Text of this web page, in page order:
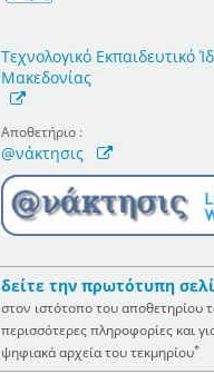
Τεχνολογικό Εκπαιδευτικό
Μακεδονίας
Αποθετήριο :
@νάκτησις
δείτε την πρωτότυπη
στον ιστότοπο του αποθετηρίου
περισσότερες πληροφορίες και
ψηφιακά αρχεία του τεκμηρίου*